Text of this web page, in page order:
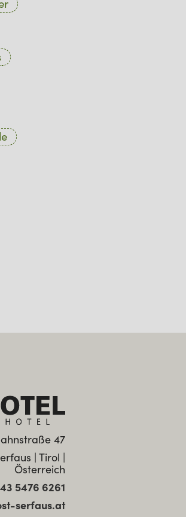
47
| Tirol |
Österreich
5476 6261
serfaus.at